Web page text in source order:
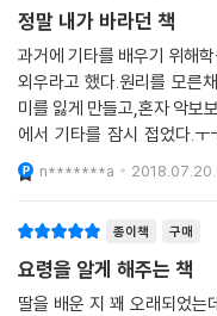
정말 내가 바라던 책
과거에 기타를 배우기 위해
외우라고 했다.원리를 모른
미를 잃게 만들고,혼자 악보
에서 기타를 잠시 접었다.
대해,어떻게 응용하는지 알
문자들에게 추천합
n*******a 2018.07.20.
종이책 구매
요령을 알게 해주는 책
딸을 배운 지 꽤 오래되었는